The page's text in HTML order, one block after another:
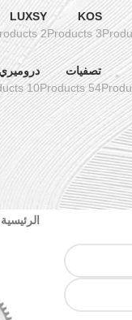
KOS
3 Products
LUXSY
2 Products
تصفيات
54 Products
دروميري
10 Products
الرئيسية